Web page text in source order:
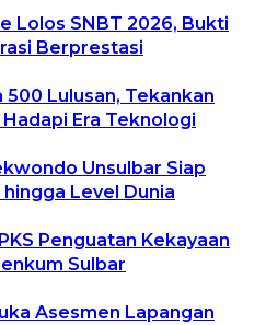
Lolos SNBT 2026, Bukti
Berprestasi
Lulusan, Tekankan
Era Teknologi
Unsulbar Siap
Level Dunia
Penguatan Kekayaan
Sulbar
Asesmen Lapangan